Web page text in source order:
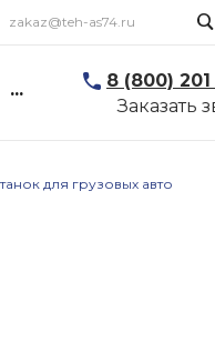
zakaz@teh-as74.ru
...
8 (800)
Заказать
для грузовых авто